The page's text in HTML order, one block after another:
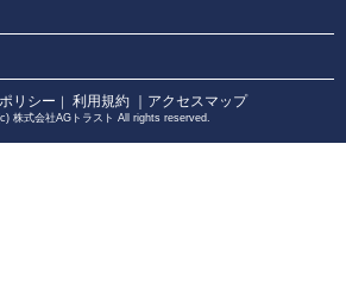
リシー ｜ 利用規約 ｜アクセスマップ
株式会社AGトラスト All rights reserved.